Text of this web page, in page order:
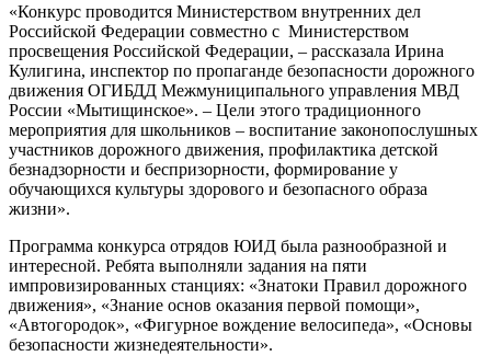
«Конкурс проводится Министерством внутренних дел
Российской Федерации совместно с Министерством
просвещения Российской Федерации, – рассказала Ирина
Кулигина, инспектор по пропаганде безопасности дорожного
движения ОГИБДД Межмуниципального управления МВД
России «Мытищинское». – Цели этого традиционного
мероприятия для школьников – воспитание законопослушных
участников дорожного движения, профилактика детской
безнадзорности и беспризорности, формирование у
обучающихся культуры здорового и безопасного образа
жизни».
Программа конкурса отрядов ЮИД была разнообразной и
интересной. Ребята выполняли задания на пяти
импровизированных станциях: «Знатоки Правил дорожного
движения», «Знание основ оказания первой помощи»,
«Автогородок», «Фигурное вождение велосипеда», «Основы
безопасности жизнедеятельности».